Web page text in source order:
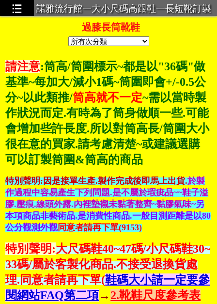
諾雅流行館一大小尺碼高跟鞋一長短靴訂製
一超大碼服飾一義乳一馬甲束身衣
過膝長筒靴鞋
請注意:筒高/筒圍標示~都是以"36碼"做
基準~每加大/減小1碼~筒圍即會+/-0.5公
分~以此類推/筒高就不一定~需以當時製
作狀況而定.有時為了筒身做順一些.可能
會增加些許長度.所以對筒高長/筒圍大小
很在意的買家.請考慮清楚~或建議選購
可以訂製筒圍&筒高的商品
特別聲明:因是接單生產.製作完成後即馬上出貨.於製
作過程中容易產生下列問題.是不屬於瑕疵品~~鞋子溢
膠.壓痕.線頭外露.內裡墊襯未黏著整齊~黏膠氣味~另
本項商品非藝術品.是消費性商品.一般目測距離是以80
公分觀測外觀同意者請再下單(9153)
特別聲明:大尺碼鞋40~47碼/小尺碼鞋30~
33碼/屬於客製化商品.不接受退換貨處
理.同意者請再下單(鞋碼大小請一定要參
閱網站FAQ第二項→ 2.靴鞋尺度參考表